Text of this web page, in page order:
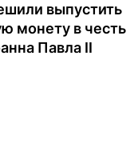
выпустить
монету в честь
Павла II